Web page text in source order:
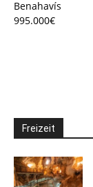
Benahavís
995.000€
Freizeit